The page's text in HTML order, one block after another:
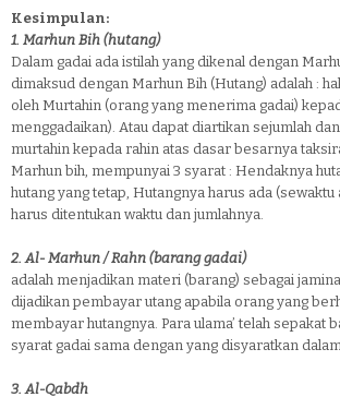
Kesimpulan:
1. Marhun Bih (hutang)
Dalam gadai ada istilah yang dikenal dengan
dimaksud dengan Marhun Bih (Hutang) adalah :
oleh Murtahin (orang yang menerima gadai)
menggadaikan). Atau dapat diartikan sejumlah
murtahin kepada rahin atas dasar besarnya
Marhun bih, mempunyai 3 syarat : Hendaknya
hutang yang tetap, Hutangnya harus ada (sewaktu
harus ditentukan waktu dan jumlahnya.
2. Al- Marhun / Rahn (barang gadai)
adalah menjadikan materi (barang) sebagai
dijadikan pembayar utang apabila orang yang
membayar hutangnya. Para ulama’ telah sepakat
syarat gadai sama dengan yang disyaratkan
3. Al-Qabdh